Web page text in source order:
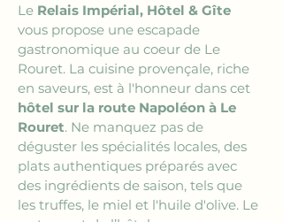
Le Relais Impérial, Hôtel & Gîte
vous propose une escapade
gastronomique au coeur de Le
Rouret. La cuisine provençale, riche
en saveurs, est à l'honneur dans cet
hôtel sur la route Napoléon à Le
Rouret. Ne manquez pas de
déguster les spécialités locales, des
plats authentiques préparés avec
des ingrédients de saison, tels que
les truffes, le miel et l'huile d'olive. Le